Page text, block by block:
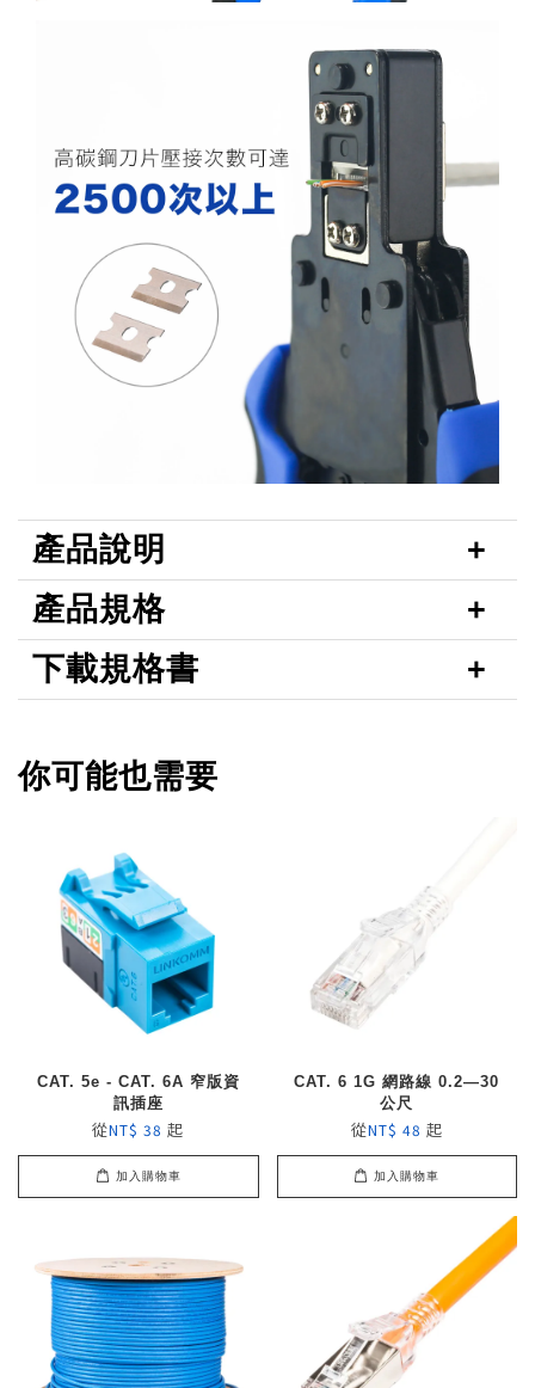
產品說明
產品規格
下載規格書
你可能也需要
CAT. 5e - CAT. 6A 窄版資
訊插座
從NT$ 38起
加入購物車
CAT. 6 1G 網路線 0.2—30
公尺
從NT$ 48 起
加入購物車